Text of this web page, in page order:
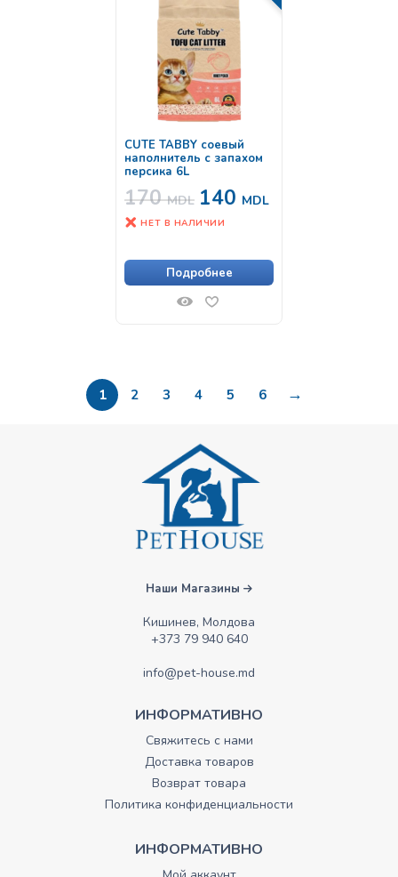
CUTE TABBY соевый
наполнитель с запахом
персика 6L
170MDL 140 MDL
НЕТ В НАЛИЧИИ
Подробнее
1 2 3 4 5 6 →
Наши Магазины
Кишинев, Молдова
+373 79 940 640
info@pet-house.md
ИНФОРМАТИВНО
Свяжитесь с нами
Доставка товаров
Возврат товара
Политика конфиденциальности
ИНФОРМАТИВНО